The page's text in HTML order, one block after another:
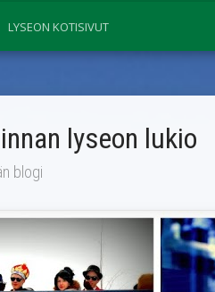
LYSEON KOTISIVUT
lyseon lukio
blogi